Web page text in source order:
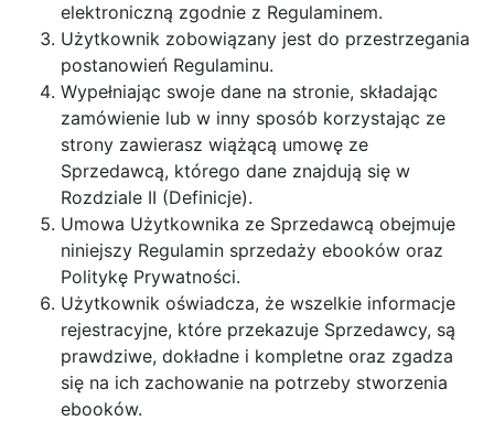
elektroniczną zgodnie z Regulaminem.
Użytkownik zobowiązany jest do przestrzegania
postanowień Regulaminu.
Wypełniając swoje dane na stronie, składając
zamówienie lub w inny sposób korzystając ze
strony zawierasz wiążącą umowę ze
Sprzedawcą, którego dane znajdują się w
Rozdziale II (Definicje).
Umowa Użytkownika ze Sprzedawcą obejmuje
niniejszy Regulamin sprzedaży ebooków oraz
Politykę Prywatności.
Użytkownik oświadcza, że wszelkie informacje
rejestracyjne, które przekazuje Sprzedawcy, są
prawdziwe, dokładne i kompletne oraz zgadza
się na ich zachowanie na potrzeby stworzenia
ebooków.